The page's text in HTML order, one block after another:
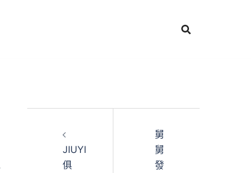
JIUYI
俱
舅
舅
發